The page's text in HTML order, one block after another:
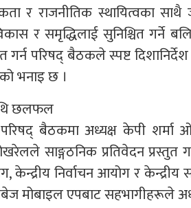
र राजनीतिक स्थायित्वका साथै
र समृद्धिलाई सुनिश्चित गर्ने
परिषद् बैठकले स्पष्ट दिशानिर्देश
भनाइ छ ।
छलफल
बैठकमा अध्यक्ष केपी शर्मा
साङ्गठनिक प्रतिवेदन
केन्द्रीय निर्वाचन आयोग र केन्द्रीय
मोबाइल एपबाट सहभागीहरूले